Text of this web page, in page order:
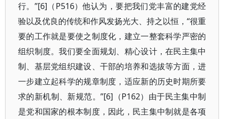
行。”[6]（P516）他认为，要把我们党丰富的建党经
验以及优良的传统和作风发扬光大、持之以恒，“很重
要的工作就是要使之制度化，建立一整套科学严密的
组织制度。我们要全面规划、精心设计，在民主集中
制、基层党组织建设、干部的培养和选拔等方面，进
一步建立起科学的规章制度，适应新的历史时期所要
求的新机制、新规范。”[6]（P162）由于民主集中制
是党和国家的根本制度，因此，民主集中制就是各项